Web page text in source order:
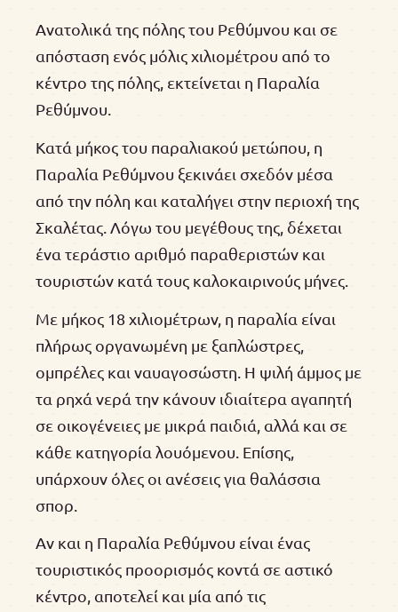
Ανατολικά της πόλης του Ρεθύμνου και σε
απόσταση ενός μόλις χιλιομέτρου από το
κέντρο της πόλης, εκτείνεται η Παραλία
Ρεθύμνου.
Κατά μήκος του παραλιακού μετώπου, η
Παραλία Ρεθύμνου ξεκινάει σχεδόν μέσα
από την πόλη και καταλήγει στην περιοχή της
Σκαλέτας. Λόγω του μεγέθους της, δέχεται
ένα τεράστιο αριθμό παραθεριστών και
τουριστών κατά τους καλοκαιρινούς μήνες.
Με μήκος 18 χιλιομέτρων, η παραλία είναι
πλήρως οργανωμένη με ξαπλώστρες,
ομπρέλες και ναυαγοσώστη. Η ψιλή άμμος με
τα ρηχά νερά την κάνουν ιδιαίτερα αγαπητή
σε οικογένειες με μικρά παιδιά, αλλά και σε
κάθε κατηγορία λουόμενου. Επίσης,
υπάρχουν όλες οι ανέσεις για θαλάσσια
σπορ.
Αν και η Παραλία Ρεθύμνου είναι ένας
τουριστικός προορισμός κοντά σε αστικό
κέντρο, αποτελεί και μία από τις